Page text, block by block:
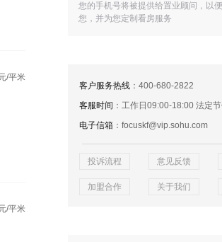
/平米
/平米
您的手机号将被提供给置业顾问，以
您，并为您定制看房服务
客户服务热线 ：400-680-2822
客服时间 ：工作日09:00-18:00 法定
电子信箱 ：focuskf@vip.sohu.com
投诉流程 意见反馈
加盟合作 关于我们